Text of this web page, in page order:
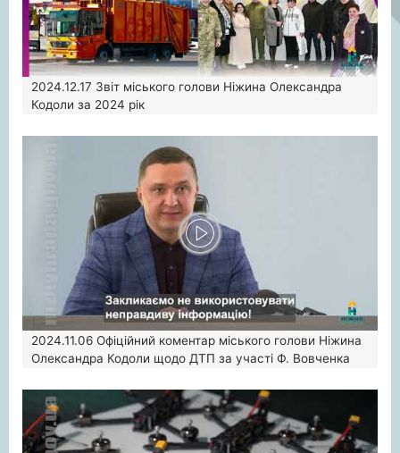
2024.12.17 Звіт міського голови Ніжина Олександра
Кодоли за 2024 рік
2024.11.06 Офіційний коментар міського голови Ніжина
Олександра Кодоли щодо ДТП за участі Ф. Вовченка